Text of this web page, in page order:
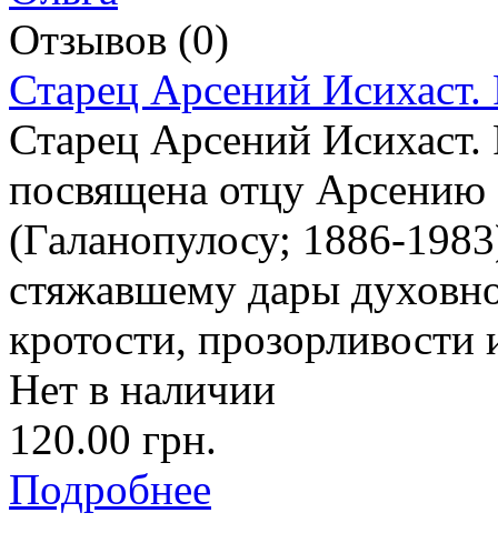
Отзывов (0)
Старец Арсений Исихаст.
Старец Арсений
посвящена отцу
(Галанопулосу; 1886-
стяжавшему дары
кротости,
Нет в наличии
120.00 грн.
Подробнее